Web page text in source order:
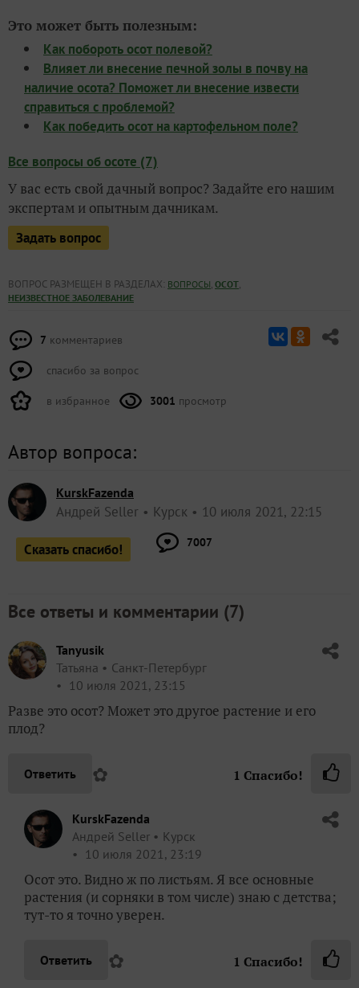
Это может быть полезным:
Как побороть осот полевой?
Влияет ли внесение печной золы в почву на
наличие осота? Поможет ли внесение извести
справиться с проблемой?
Как победить осот на картофельном поле?
Все вопросы об осоте (7)
У вас есть свой дачный вопрос? Задайте его нашим
экспертам и опытным дачникам.
Задать вопрос
ВОПРОС РАЗМЕЩЕН В РАЗДЕЛАХ: ВОПРОСЫ, ОСОТ,
НЕИЗВЕСТНОЕ ЗАБОЛЕВАНИЕ
7 комментариев
спасибо за вопрос
в избранное 3001 просмотр
Автор вопроса:
KurskFazenda
Андрей Seller Курск 10 июля 2021, 22:15
Сказать спасибо! 7007
Все ответы и комментарии (7)
Tanyusik
Татьяна
Санкт-Петербург
10 июля 2021, 23:15
Разве это осот? Может это другое растение и его
плод?
Ответить ✿ 1 Спасибо!
KurskFazenda
Андрей Seller
Курск
10 июля 2021, 23:19
Осот это. Видно ж по листьям. Я все основные
растения (и сорняки в том числе) знаю с детства;
тут-то я точно уверен.
Ответить ✿ 1 Спасибо!